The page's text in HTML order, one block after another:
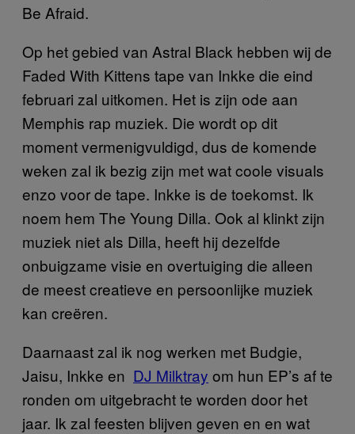
Be Afraid.
Op het gebied van Astral Black hebben wij de
Faded With Kittens tape van Inkke die eind
februari zal uitkomen. Het is zijn ode aan
Memphis rap muziek. Die wordt op dit
moment vermenigvuldigd, dus de komende
weken zal ik bezig zijn met wat coole visuals
enzo voor de tape. Inkke is de toekomst. Ik
noem hem The Young Dilla. Ook al klinkt zijn
muziek niet als Dilla, heeft hij dezelfde
onbuigzame visie en overtuiging die alleen
de meest creatieve en persoonlijke muziek
kan creëren.
Daarnaast zal ik nog werken met Budgie,
Jaisu, Inkke en DJ Milktray om hun EP’s af te
ronden om uitgebracht te worden door het
jaar. Ik zal feesten blijven geven en en wat